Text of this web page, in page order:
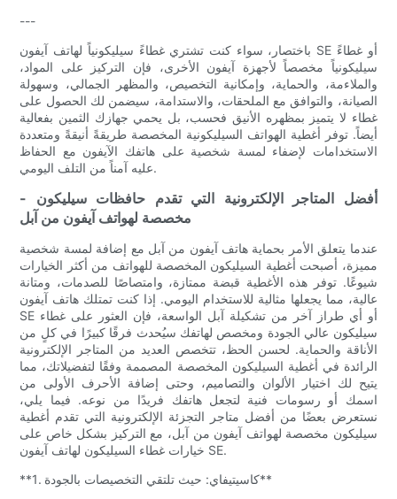
---
باختصار، سواء كنت تشتري غطاءً سيليكونياً لهاتف آيفون SE أو غطاءً
سيليكونياً مخصصاً لأجهزة آيفون الأخرى، فإن التركيز على المواد،
والملاءمة، والحماية، وإمكانية التخصيص، والمظهر الجمالي، وسهولة
الصيانة، والتوافق مع الملحقات، والاستدامة، سيضمن لك الحصول على
غطاء لا يتميز بمظهره الأنيق فحسب، بل يحمي جهازك الثمين بفعالية
أيضاً. توفر أغطية الهواتف السيليكونية المخصصة طريقةً أنيقةً ومتعددة
الاستخدامات لإضفاء لمسة شخصية على هاتفك الآيفون مع الحفاظ
عليه آمناً من التلف اليومي.
- أفضل المتاجر الإلكترونية التي تقدم حافظات سيليكون
مخصصة لهواتف آيفون من آبل
عندما يتعلق الأمر بحماية هاتف آيفون من آبل مع إضافة لمسة شخصية
مميزة، أصبحت أغطية السيليكون المخصصة للهواتف من أكثر الخيارات
شيوعًا. توفر هذه الأغطية قبضة ممتازة، وامتصاصًا للصدمات، ومتانة
عالية، مما يجعلها مثالية للاستخدام اليومي. إذا كنت تمتلك هاتف آيفون
SE أو أي طراز آخر من تشكيلة آبل الواسعة، فإن العثور على غطاء
سيليكون عالي الجودة ومخصص لهاتفك سيُحدث فرقًا كبيرًا في كلٍ من
الأناقة والحماية. لحسن الحظ، تتخصص العديد من المتاجر الإلكترونية
الرائدة في أغطية السيليكون المخصصة المصممة وفقًا لتفضيلاتك، مما
يتيح لك اختيار الألوان والتصاميم، وحتى إضافة الأحرف الأولى من
اسمك أو رسومات فنية لتجعل هاتفك فريدًا من نوعه. فيما يلي،
نستعرض بعضًا من أفضل متاجر التجزئة الإلكترونية التي تقدم أغطية
سيليكون مخصصة لهواتف آيفون من آبل، مع التركيز بشكل خاص على
خيارات غطاء السيليكون لهاتف آيفون SE.
**1. كاسيتيفاي: حيث تلتقي التخصيصات بالجودة**